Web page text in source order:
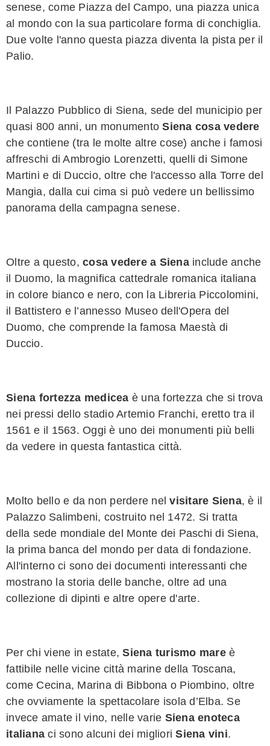
senese, come Piazza del Campo, una piazza unica
al mondo con la sua particolare forma di conchiglia.
Due volte l'anno questa piazza diventa la pista per il
Palio.
Il Palazzo Pubblico di Siena, sede del municipio per
quasi 800 anni, un monumentoSiena cosa vedere
che contiene (tra le molte altre cose) anche i famosi
affreschi di Ambrogio Lorenzetti, quelli di Simone
Martini e di Duccio, oltre che l'accesso alla Torre del
Mangia, dalla cui cima si può vedere un bellissimo
panorama della campagna senese.
Oltre a questo, cosa vedere a Sienainclude anche
il Duomo, la magnifica cattedrale romanica italiana
in colore bianco e nero, con la Libreria Piccolomini,
il Battistero e l’annesso Museo dell'Opera del
Duomo, che comprende la famosa Maestà di
Duccio.
Siena fortezza medicea è una fortezza che si trova
nei pressi dello stadio Artemio Franchi, eretto tra il
1561 e il 1563. Oggi è uno dei monumenti più belli
da vedere in questa fantastica città.
Molto bello e da non perdere nelvisitare Siena, è il
Palazzo Salimbeni, costruito nel 1472. Si tratta
della sede mondiale del Monte dei Paschi di Siena,
la prima banca del mondo per data di fondazione.
All'interno ci sono dei documenti interessanti che
mostrano la storia delle banche, oltre ad una
collezione di dipinti e altre opere d'arte.
Per chi viene in estate,Siena turismo mareè
fattibile nelle vicine città marine della Toscana,
come Cecina, Marina di Bibbona o Piombino, oltre
che ovviamente la spettacolare isola d’Elba. Se
invece amate il vino, nelle varie Siena enoteca
italianaci sono alcuni dei migliori Siena vini.